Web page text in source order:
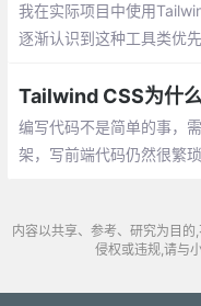
我在实际项目中使用
逐渐认识到这种工具类优
下会显现出不足。
Tailwind CSS为什
编写代码不是简单的事，
架，写前端代码仍然很繁
内容以共享、参考、研究为目
侵权或违规,请与